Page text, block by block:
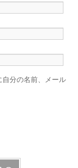
分の名前、メール